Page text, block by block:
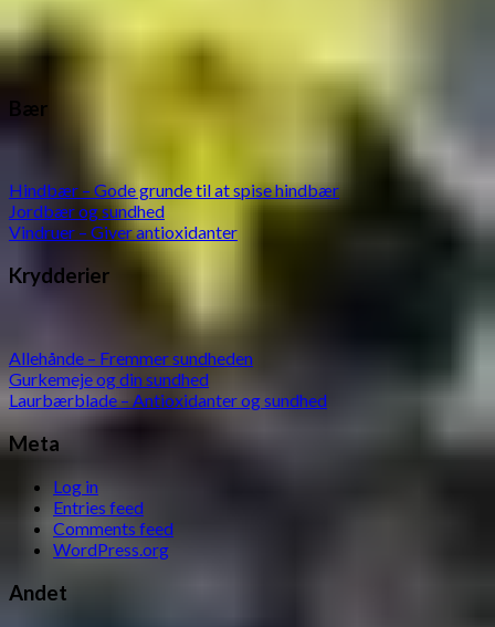
Bær
Hindbær – Gode grunde til at spise hindbær
Jordbær og sundhed
Vindruer – Giver antioxidanter
Krydderier
Allehånde – Fremmer sundheden
Gurkemeje og din sundhed
Laurbærblade – Antioxidanter og sundhed
Meta
Log in
Entries feed
Comments feed
WordPress.org
Andet